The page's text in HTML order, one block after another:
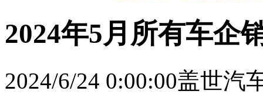
2024年5月所有车企
2024/6/24 0:00:00盖世汽